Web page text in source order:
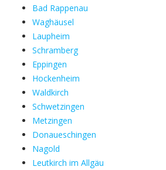
Bad Rappenau
Waghäusel
Laupheim
Schramberg
Eppingen
Hockenheim
Waldkirch
Schwetzingen
Metzingen
Donaueschingen
Nagold
Leutkirch im Allgäu